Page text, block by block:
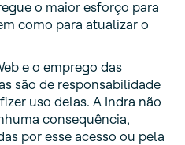
o maior esforço para
como para atualizar o
e o emprego das
são de responsabilidade
uso delas. A Indra não
consequência,
por esse acesso ou pela